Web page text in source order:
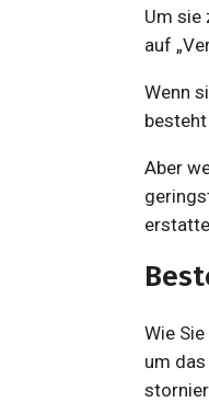
Um sie
auf
Wenn
Aber
Wie
um